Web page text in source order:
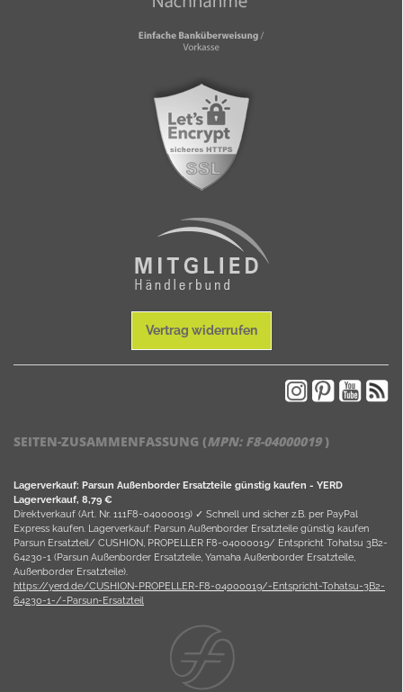
Vertrag widerrufen
SEITEN-ZUSAMMENFASSUNG (MPN: F8-04000019)
Lagerverkauf: Parsun Außenborder Ersatzteile günstig kaufen - YERD
Lagerverkauf, 8,79 €
Direktverkauf (Art. Nr. 111F8-04000019) ✓ Schnell und sicher z.B. per PayPal
Express kaufen. Lagerverkauf: Parsun Außenborder Ersatzteile günstig kaufen
Parsun Ersatzteil/ CUSHION, PROPELLER F8-04000019/ Entspricht Tohatsu 3B2-
64230-1 (Parsun Außenborder Ersatzteile, Yamaha Außenborder Ersatzteile,
Außenborder Ersatzteile).
https://yerd.de/CUSHION-PROPELLER-F8-04000019/-Entspricht-Tohatsu-3B2-
64230-1-/-Parsun-Ersatzteil